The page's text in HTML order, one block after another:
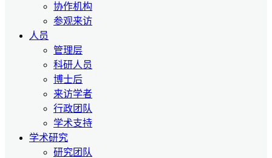
协作机构
参观来访
人员
管理层
科研人员
博士后
来访学者
行政团队
学术支持
学术研究
研究团队